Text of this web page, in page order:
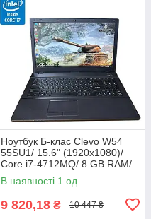
Ноутбук Б-клас Clevo W54
55SU1/ 15.6" (1920x1080)/
Core i7-4712MQ/ 8 GB RAM/
128 GB SSD/ HD 4600
В наявності 1 од.
9 820,18 ₴ 10 447 ₴